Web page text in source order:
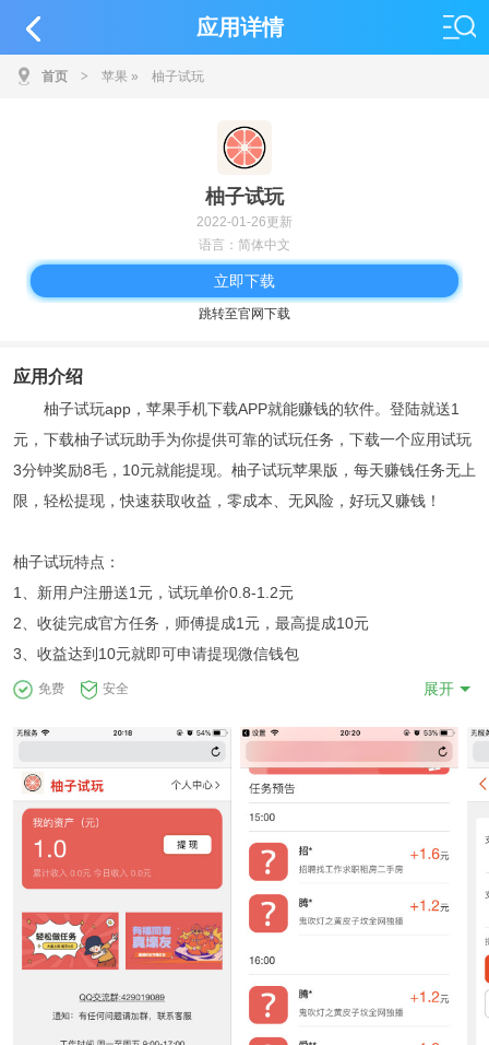
应用详情
首页 > 苹果 » 柚子试玩
柚子试玩
2022-01-26更新
语言：简体中文
立即下载
跳转至官网下载
应用介绍
柚子试玩app，苹果手机下载APP就能赚钱的软件。登陆就送1
元，下载柚子试玩助手为你提供可靠的试玩任务，下载一个应用试玩
3分钟奖励8毛，10元就能提现。柚子试玩苹果版，每天赚钱任务无上
限，轻松提现，快速获取收益，零成本、无风险，好玩又赚钱！
柚子试玩特点：
1、新用户注册送1元，试玩单价0.8-1.2元
2、收徒完成官方任务，师傅提成1元，最高提成10元
3、收益达到10元就即可申请提现微信钱包
免费 安全 展开